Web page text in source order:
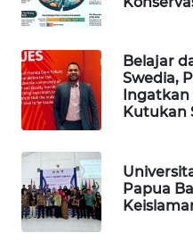
Belajar
Swedia,
Kutukan
Papua
PLN
MKLI
LPKKI
LKKI
KOPEKLIN